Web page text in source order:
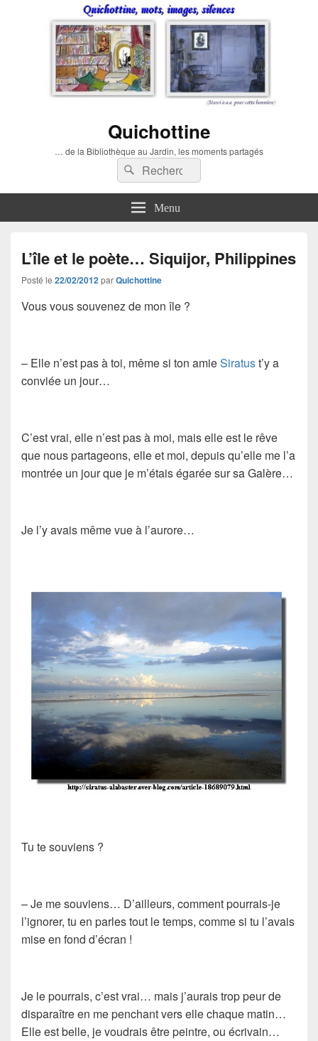
Quichottine
… de la Bibliothèque au Jardin, les moments partagés
Recherche :
Rechercher
Menu
L’île et le poète… Siquijor, Philippines
Posté le 22/02/2012 parQuichottine
Vous vous souvenez de mon île ?
– Elle n’est pas à toi, même si ton amieSiratust’y a
conviée un jour…
C’est vrai, elle n’est pas à moi, mais elle est le rêve
que nous partageons, elle et moi, depuis qu’elle me l’a
montrée un jour que je m’étais égarée sur sa Galère…
Je l’y avais même vue à l’aurore…
Tu te souviens ?
– Je me souviens… D’ailleurs, comment pourrais-je
l’ignorer, tu en parles tout le temps, comme si tu l’avais
mise en fond d’écran !
Je le pourrais, c’est vrai… mais j’aurais trop peur de
disparaître en me penchant vers elle chaque matin…
Elle est belle, je voudrais être peintre, ou écrivain…